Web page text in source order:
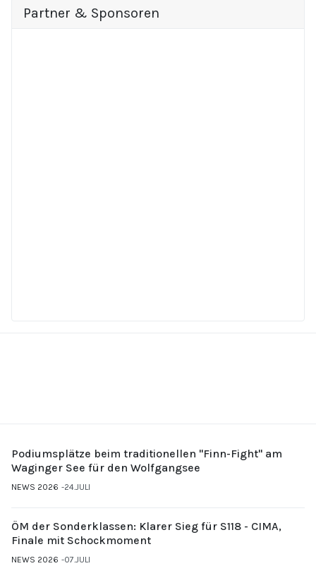
Partner & Sponsoren
Podiumsplätze beim traditionellen "Finn-Fight" am
Waginger See für den Wolfgangsee
NEWS 2026 24.JULI
ÖM der Sonderklassen: Klarer Sieg für S118 - CIMA,
Finale mit Schockmoment
NEWS 2026 07.JULI